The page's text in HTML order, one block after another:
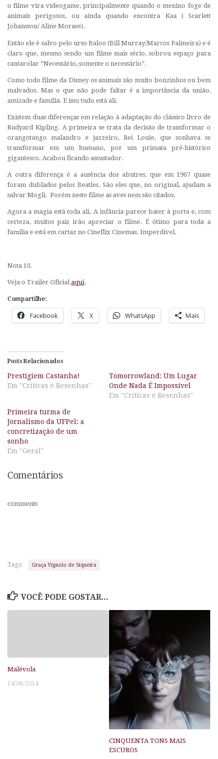
o filme vira videogame, principalmente quando o menino foge de
animais perigosos, ou ainda quando encontra Kaa ( Scarlett
Johansson/ Aline Moraes).
Então ele é salvo pelo urso Baloo (Bill Murray/Marcos Palmeira) e é
claro que, mesmo sendo um filme mais sério, sobrou espaço para
cantarolar “Necessário, somente o necessário”.
Como todo filme da Disney os animais são muito bonzinhos ou bem
malvados. Mas o que não pode faltar é a importância da união,
amizade e família. E isso tudo está ali.
Existem duas diferenças em relação à adaptação do clássico livro de
Rudyard Kipling. A primeira se trata da decisão de transformar o
orangotango malandro e jazzeiro, Rei Louie, que sonhava se
transformar em um humano, por um primata pré-histórico
gigantesco. Acabou ficando assustador.
A outra diferença é a ausência dos abutres, que em 1967 quase
foram dublados pelos Beatles. São eles que, no original, ajudam a
salvar Mogli. Porém neste filme as aves nem são citados.
Agora a magia está toda ali. A infância parece bater à porta e, com
certeza, muitos pais irão apreciar o filme. É ótimo para toda a
família e está em cartaz no Cineflix Cinemas. Imperdível.
Nota 10.
Veja o Trailer Oficial aqui.
Compartilhe:
Facebook X WhatsApp Mais
Posts Relacionados
Prestigiem Castanha!
Em "Críticas e Resenhas"
Tomorrowland: Um Lugar
Onde Nada É Impossível
Em "Críticas e Resenhas"
Primeira turma de
Jornalismo da UFPel: a
concretização de um
sonho
Em "Geral"
Comentários
comments
Tags: Graça Vignolo de Siqueira
VOCÊ PODE GOSTAR...
Malévola
14/06/2014
CINQUENTA TONS MAIS
ESCUROS